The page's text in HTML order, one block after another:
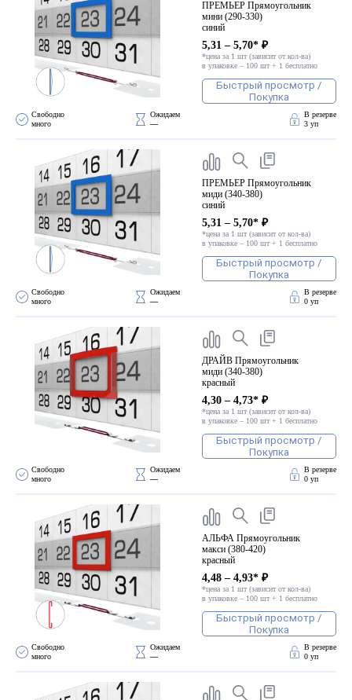
ПРЕМЬЕР Прямоугольник
мини (290-330)
синий
5,31 – 5,70* ₽
*цена за 1 шт (зависит от кол-ва)
в упаковке – 100 шт + 1 бесплатно
Быстрый просмотр /
Покупка
Свободно
много
Ожидаем
—
В резерве
3 уп
ПРЕМЬЕР Прямоугольник
миди (340-380)
синий
5,31 – 5,70* ₽
*цена за 1 шт (зависит от кол-ва)
в упаковке – 100 шт + 1 бесплатно
Быстрый просмотр /
Покупка
Свободно
много
Ожидаем
—
В резерве
0 уп
ДРАЙВ Прямоугольник
миди (340-380)
красный
4,30 – 4,73* ₽
*цена за 1 шт (зависит от кол-ва)
в упаковке – 100 шт + 1 бесплатно
Быстрый просмотр /
Покупка
Свободно
много
Ожидаем
—
В резерве
0 уп
АЛЬФА Прямоугольник
макси (380-420)
красный
4,48 – 4,93* ₽
*цена за 1 шт (зависит от кол-ва)
в упаковке – 100 шт + 1 бесплатно
Быстрый просмотр /
Покупка
Свободно
много
Ожидаем
—
В резерве
0 уп